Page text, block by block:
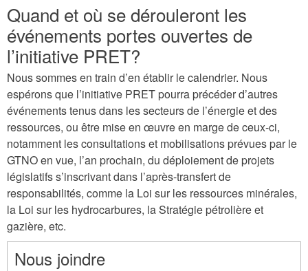
Quand et où se dérouleront les
événements portes ouvertes de
l’initiative PRET?
Nous sommes en train d’en établir le calendrier. Nous
espérons que l’initiative PRET pourra précéder d’autres
événements tenus dans les secteurs de l’énergie et des
ressources, ou être mise en œuvre en marge de ceux-ci,
notamment les consultations et mobilisations prévues par le
GTNO en vue, l’an prochain, du déploiement de projets
législatifs s’inscrivant dans l’après-transfert de
responsabilités, comme la Loi sur les ressources minérales,
la Loi sur les hydrocarbures, la Stratégie pétrolière et
gazière, etc.
Nous joindre